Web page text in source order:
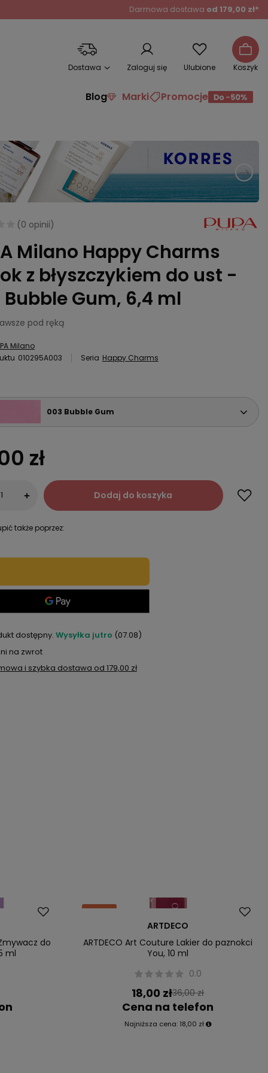
Darmowa dostawa od 179,00 zł*
Dostawa Zaloguj się Ulubione Koszyk
Blog Marki Promocje
(0 opinii)
Milano Happy Charms
z błyszczykiem do ust -
Bubble Gum, 6,4 ml
pod ręką
Milano
010295A003 Seria Happy Charms
003 Bubble Gum
zł
+ Dodaj do koszyka
także poprzez:
dostępny Wysyłka jutro (07.08)
na zwrot
i szybka dostawa od 179,00 zł
do
ml
Okazja
ARTDECO
ARTDECO Art Couture Lakier do paznokci
You, 10 ml
0.0
18,00 zł36,00 zł
Cena na telefon
Najniższa cena: 18,00 zł